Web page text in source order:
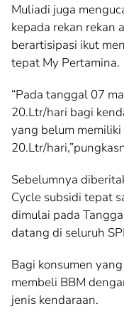
Muliadi juga
kepada rekan rekan
berartisipasi ikut
tepat My Pertamina.
“Pada tanggal 07
20.Ltr/hari bagi
yang belum
20.Ltr/
Sebelumnya
Cycle subsidi tepat
dimulai pada
datang di seluruh
Bagi konsumen
membeli BBM
jenis kendaraan.